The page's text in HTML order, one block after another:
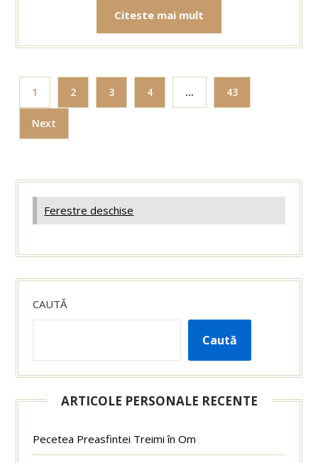
Citeste mai mult
1 2 3 4 … 43
Next
Ferestre deschise
CAUTĂ
Caută
ARTICOLE PERSONALE RECENTE
Pecetea Preasfintei Treimi în Om